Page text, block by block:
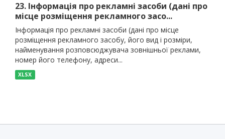
23. Інформація про рекламні засоби (дані про
місце розміщення рекламного засо...
Інформація про рекламні засоби (дані про місце
розміщення рекламного засобу, його вид і розміри,
найменування розповсюджувача зовнішньої реклами,
номер його телефону, адреси...
XLSX